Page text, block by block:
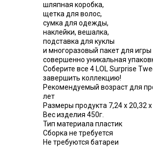
шляпная коробка,
щетка для волос,
сумка для одежды,
наклейки, вешалка,
подставка для куклы
и многоразовый пакет для игры
совершенно уникальная
Соберите все 4 LOL Surprise
завершить коллекцию!
Рекомендуемый возраст для
лет
Размеры продукта 7,24 х 20,32
Вес изделия 450г.
Тип материала пластик
Сборка не требуется
Не требуются батареи